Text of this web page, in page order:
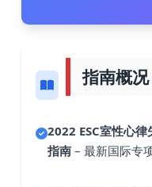
指南概况
2022 ESC室性心
指南 – 最新国际专